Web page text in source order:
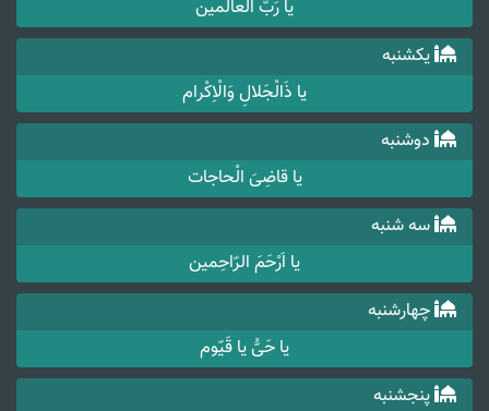
یا رَبَّ الْعالَمین
یکشنبه
یا ذَالْجَلالِ وَالْاِکْرام
دوشنبه
یا قاضِیَ الْحاجات
سه شنبه
یا اَرْحَمَ الرّاحِمین
چهارشنبه
یا حَیُّ یا قَیّوم
پنجشنبه